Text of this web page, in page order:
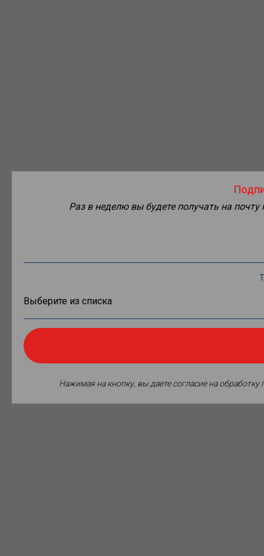
Раз в неделю вы будете получать на
Нажимая на кнопку, вы даете согласие на